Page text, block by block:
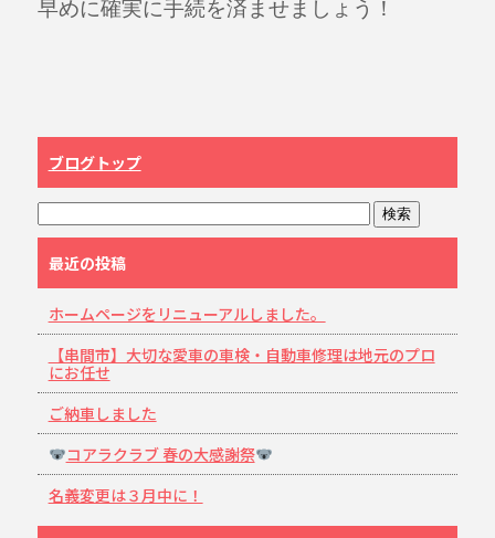
早めに確実に手続を済ませましょう！
ブログトップ
最近の投稿
ホームページをリニューアルしました。
【串間市】大切な愛車の車検・自動車修理は地元のプロ
にお任せ
ご納車しました
コアラクラブ 春の大感謝祭
名義変更は３月中に！